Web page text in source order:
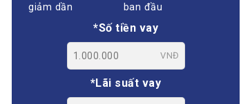
giảm dần
ban đầu
*Số tiền vay
VNĐ
*Lãi suất vay